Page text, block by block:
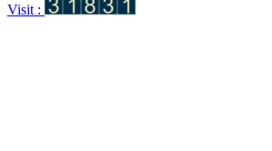
Visit :